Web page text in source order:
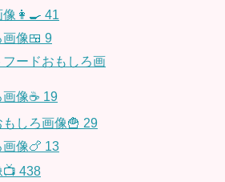
👩‍🍳 41
像🍱 9
ードおもしろ画
像☕️ 19
しろ画像🍟 29
像🍗 13
📺 438